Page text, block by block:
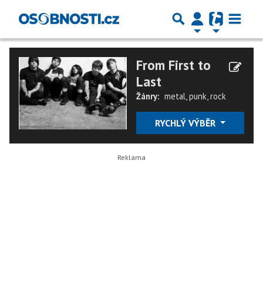
From First to
Last
Žánry: metal,punk,rock
RYCHLÝ VÝBĚR